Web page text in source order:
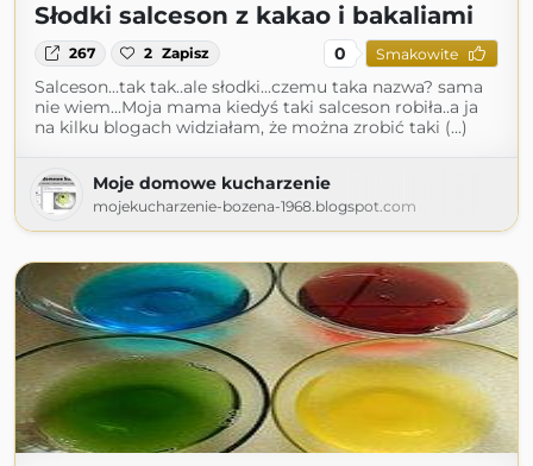
Słodki salceson z kakao i bakaliami
267 2 Zapisz 0 Smakowite
Salceson...tak tak..ale słodki...czemu taka nazwa? sama
nie wiem...Moja mama kiedyś taki salceson robiła..a ja
na kilku blogach widziałam, że można zrobić taki (...)
Moje domowe kucharzenie
mojekucharzenie-bozena-1968.blogspot.com